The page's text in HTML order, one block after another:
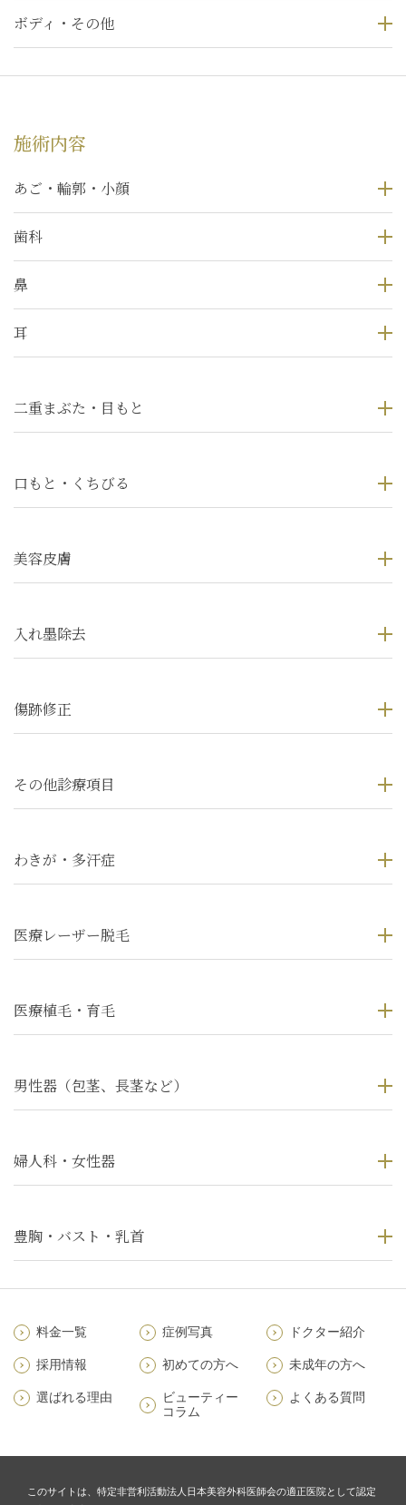
ボディ・その他
施術内容
あご・輪郭・小顔
歯科
鼻
耳
二重まぶた・目もと
口もと・くちびる
美容皮膚
入れ墨除去
傷跡修正
その他診療項目
わきが・多汗症
医療レーザー脱毛
医療植毛・育毛
男性器（包茎、長茎など）
婦人科・女性器
豊胸・バスト・乳首
料金一覧 症例写真 ドクター紹介
採用情報 初めての方へ 未成年の方へ
選ばれる理由
ビューティー
コラム
よくある質問
このサイトは、特定非営利活動法人日本美容外科医師会の適正医院として認定